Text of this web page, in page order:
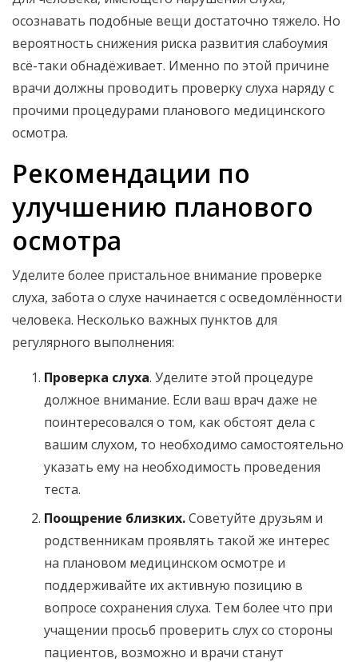
осознавать подобные вещи достаточно тяжело. Но
вероятность снижения риска развития слабоумия
всё-таки обнадёживает. Именно по этой причине
врачи должны проводить проверку слуха наряду с
прочими процедурами планового медицинского
осмотра.
Рекомендации по
улучшению планового
осмотра
Уделите более пристальное внимание проверке
слуха, забота о слухе начинается с осведомлённости
человека. Несколько важных пунктов для
регулярного выполнения:
Проверка слуха. Уделите этой процедуре
должное внимание. Если ваш врач даже не
поинтересовался о том, как обстоят дела с
вашим слухом, то необходимо самостоятельно
указать ему на необходимость проведения
теста.
Поощрение близких.Советуйте друзьям и
родственникам проявлять такой же интерес
на плановом медицинском осмотре и
поддерживайте их активную позицию в
вопросе сохранения слуха. Тем более что при
учащении просьб проверить слух со стороны
пациентов, возможно и врачи станут